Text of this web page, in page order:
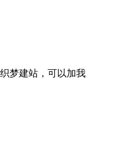
梦建站，可以加我